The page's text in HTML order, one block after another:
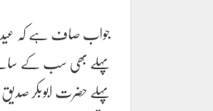
جواب صاف ہے کہ
پہلے حضرت ابوبکر